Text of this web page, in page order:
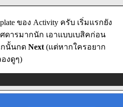
ของ Activity ครับ เริ่มแรกยัง
ดารมากนัก เอาแบบเบสิคก่อน
กนั้นกด Next (แต่หากใครอยาก
องดูๆ)